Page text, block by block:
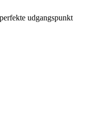
udgangspunkt